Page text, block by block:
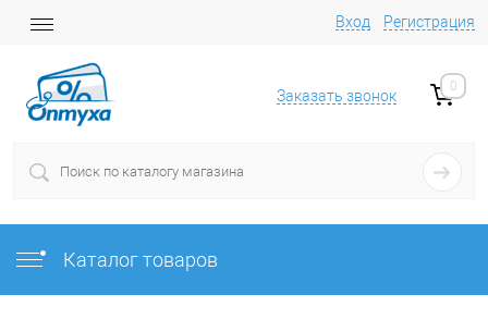
Вход Регистрация
Заказать звонок
0
Каталог товаров